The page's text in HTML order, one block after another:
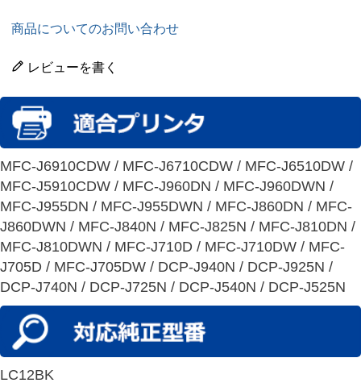
商品についてのお問い合わせ
レビューを書く
MFC-J6910CDW / MFC-J6710CDW / MFC-J6510DW /
MFC-J5910CDW / MFC-J960DN / MFC-J960DWN /
MFC-J955DN / MFC-J955DWN / MFC-J860DN / MFC-
J860DWN / MFC-J840N / MFC-J825N / MFC-J810DN /
MFC-J810DWN / MFC-J710D / MFC-J710DW / MFC-
J705D / MFC-J705DW / DCP-J940N / DCP-J925N /
DCP-J740N / DCP-J725N / DCP-J540N / DCP-J525N
LC12BK